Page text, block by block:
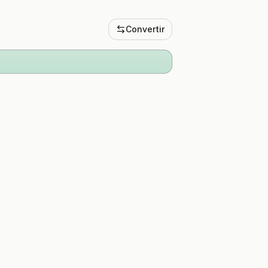
Convertir